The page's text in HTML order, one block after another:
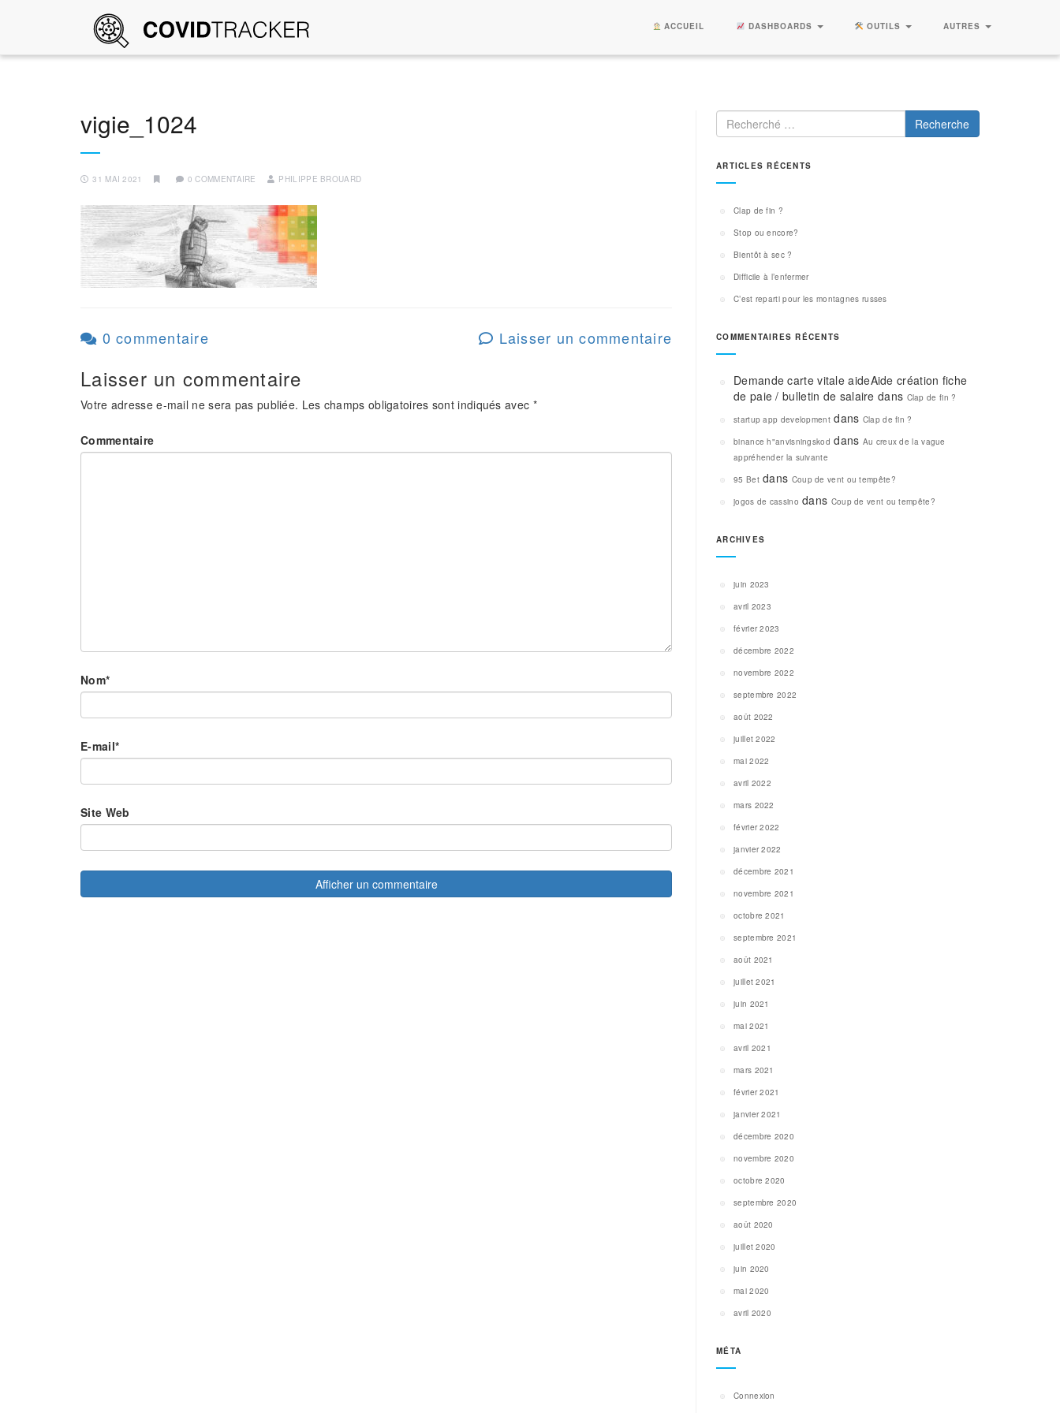
ACCUEIL DASHBOARDS OUTILS AUTRES
vigie_1024
31 MAI 2021 0 COMMENTAIRE PHILIPPE BROUARD
0 commentaire Laisser un commentaire
Laisser un commentaire
Votre adresse e-mail ne sera pas publiée. Les champs obligatoires sont indiqués avec *
Commentaire
Nom*
E-mail*
Site Web
Recherche
ARTICLES RÉCENTS
Clap de fin ?
Stop ou encore?
Bientôt à sec ?
Difficile à l’enfermer
C’est reparti pour les montagnes russes
COMMENTAIRES RÉCENTS
Demande carte vitale aideAide création fiche
de paie / bulletin de salaire dans Clap de fin ?
startup app developmentdans Clap de fin ?
binance h"anvisningskod dans Au creux de la vague
appréhender la suivante
95 Betdans Coup de vent ou tempête?
jogos de cassino dans Coup de vent ou tempête?
ARCHIVES
juin 2023
avril 2023
février 2023
décembre 2022
novembre 2022
septembre 2022
août 2022
juillet 2022
mai 2022
avril 2022
mars 2022
février 2022
janvier 2022
décembre 2021
novembre 2021
octobre 2021
septembre 2021
août 2021
juillet 2021
juin 2021
mai 2021
avril 2021
mars 2021
février 2021
janvier 2021
décembre 2020
novembre 2020
octobre 2020
septembre 2020
août 2020
juillet 2020
juin 2020
mai 2020
avril 2020
MÉTA
Connexion